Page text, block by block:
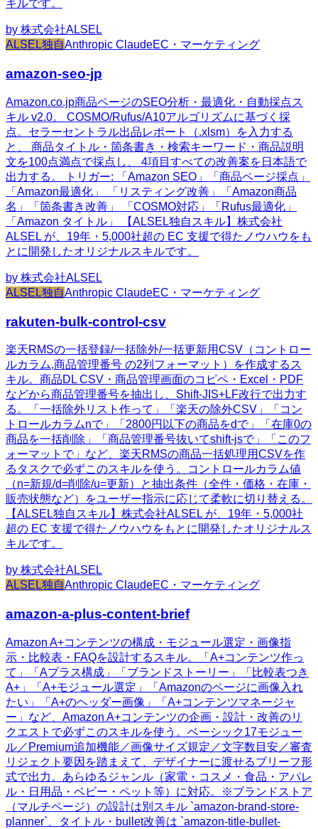
キルです。
by 株式会社ALSEL
ALSEL独自Anthropic ClaudeEC・マーケティング
amazon-seo-jp
Amazon.co.jp商品ページのSEO分析・最適化・自動採点ス
キル v2.0。 COSMO/Rufus/A10アルゴリズムに基づく採
点。セラーセントラル出品レポート（.xlsm）を入力する
と、 商品タイトル・箇条書き・検索キーワード・商品説明
文を100点満点で採点し、 4項目すべての改善案を日本語で
出力する。 トリガー: 「Amazon SEO」「商品ページ採点」
「Amazon最適化」 「リスティング改善」「Amazon商品
名」「箇条書き改善」 「COSMO対応」「Rufus最適化」
「Amazon タイトル」 【ALSEL独自スキル】株式会社
ALSEL が、19年・5,000社超の EC 支援で得たノウハウをも
とに開発したオリジナルスキルです。
by 株式会社ALSEL
ALSEL独自Anthropic ClaudeEC・マーケティング
rakuten-bulk-control-csv
楽天RMSの一括登録/一括除外/一括更新用CSV（コントロー
ルカラム,商品管理番号 の2列フォーマット）を作成するス
キル。商品DL CSV・商品管理画面のコピペ・Excel・PDF
などから商品管理番号を抽出し、Shift-JIS+LF改行で出力す
る。「一括除外リスト作って」「楽天の除外CSV」「コン
トロールカラムnで」「2800円以下の商品をdで」「在庫0の
商品を一括削除」「商品管理番号抜いてshift-jsで」「このフ
ォーマットで」など、楽天RMSの商品一括処理用CSVを作
るタスクで必ずこのスキルを使う。コントロールカラム値
（n=新規/d=削除/u=更新）と抽出条件（全件・価格・在庫・
販売状態など）をユーザー指示に応じて柔軟に切り替える。
【ALSEL独自スキル】株式会社ALSEL が、19年・5,000社
超の EC 支援で得たノウハウをもとに開発したオリジナルス
キルです。
by 株式会社ALSEL
ALSEL独自Anthropic ClaudeEC・マーケティング
amazon-a-plus-content-brief
Amazon A+コンテンツの構成・モジュール選定・画像指
示・比較表・FAQを設計するスキル。「A+コンテンツ作っ
て」「Aプラス構成」「ブランドストーリー」「比較表つき
A+」「A+モジュール選定」「Amazonのページに画像入れ
たい」「A+のヘッダー画像」「A+コンテンツマネージャ
ー」など、Amazon A+コンテンツの企画・設計・改善のリ
クエストで必ずこのスキルを使う。ベーシック17モジュー
ル／Premium追加機能／画像サイズ規定／文字数目安／審査
リジェクト要因を踏まえて、デザイナーに渡せるブリーフ形
式で出力。あらゆるジャンル（家電・コスメ・食品・アパレ
ル・日用品・ベビー・ペット等）に対応。※ブランドストア
（マルチページ）の設計は別スキル `amazon-brand-store-
planner`、タイトル・bullet改善は `amazon-title-bullet-